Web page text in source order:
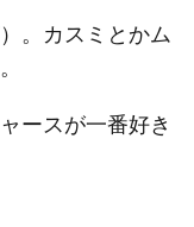
カスミとかム
ースが一番好き